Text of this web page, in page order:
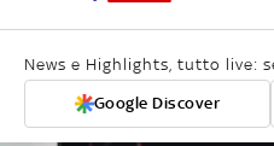
News e Highlights, tutto live:
Google Discover